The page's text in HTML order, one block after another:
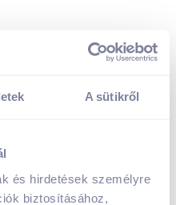
A sütikről
és hirdetések személyre
biztosításához,
/
490Ft /kg
635 Ft / db 18% áfa)